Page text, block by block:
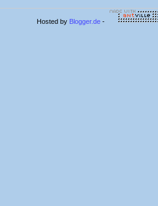
Hosted by Blogger.de -